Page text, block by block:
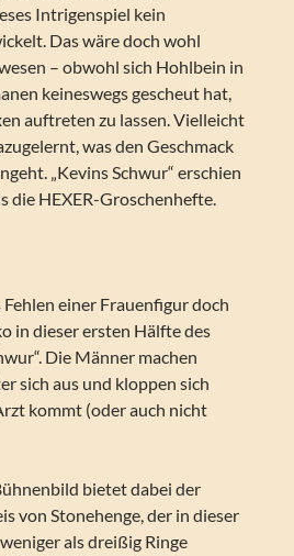
Intrigenspiel kein
Das wäre doch wohl
– obwohl sich Hohlbein in
keineswegs gescheut hat,
auftreten zu lassen. Vielleicht
was den Geschmack
„Kevins Schwur“ erschien
die HEXER-Groschenhefte.
einer Frauenfigur doch
in dieser ersten Hälfte des
Die Männer machen
sich aus und kloppen sich
kommt (oder auch nicht
bietet dabei der
von Stonehenge, der in dieser
als dreißig Ringe